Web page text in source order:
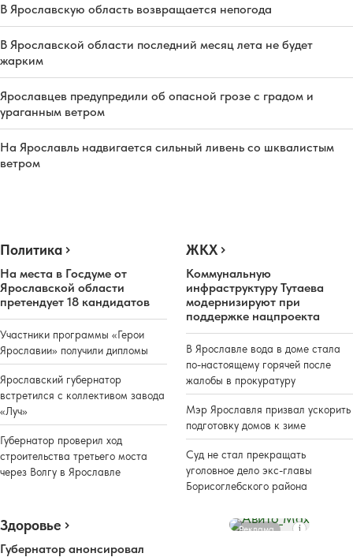
В Ярославскую область возвращается непогода
В Ярославской области последний месяц лета не будет
жарким
Ярославцев предупредили об опасной грозе с градом и
ураганным ветром
На Ярославль надвигается сильный ливень со шквалистым
ветром
Политика
На места в Госдуме от
Ярославской области
претендует 18 кандидатов
Участники программы «Герои
Ярославии» получили дипломы
Ярославский губернатор
встретился с коллективом завода
«Луч»
Губернатор проверил ход
строительства третьего моста
через Волгу в Ярославле
ЖКХ
Коммунальную
инфраструктуру Тутаева
модернизируют при
поддержке нацпроекта
В Ярославле вода в доме стала
по-настоящему горячей после
жалобы в прокуратуру
Мэр Ярославля призвал ускорить
подготовку домов к зиме
Суд не стал прекращать
уголовное дело экс-главы
Борисоглебского района
Здоровье
Губернатор анонсировал
Реклама